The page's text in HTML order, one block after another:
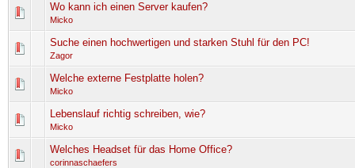
Wo kann ich einen Server kaufen?
Micko
0 Bewertung(en) - 0 von 5 durchschnittlich
1 2345
Suche einen hochwertigen und starken Stuhl für den PC!
Zagor
0 Bewertung(en) - 0 von 5 durchschnittlich
123 45
Welche externe Festplatte holen?
Micko
0 Bewertung(en) - 0 von 5 durchschnittlich
12 345
Lebenslauf richtig schreiben, wie?
Micko
0 Bewertung(en) - 0 von 5 durchschnittlich
12 3 45
Welches Headset für das Home Office?
corinnaschaefers
0 Bewertung(en) - 0 von 5 durchschnittlich
1 2345